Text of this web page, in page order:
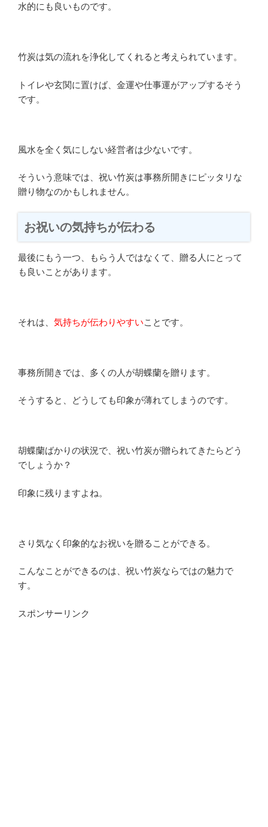
水的にも良いものです。
竹炭は気の流れを浄化してくれると考えられています。
トイレや玄関に置けば、金運や仕事運がアップするそう
です。
風水を全く気にしない経営者は少ないです。
そういう意味では、祝い竹炭は事務所開きにピッタリな
贈り物なのかもしれません。
お祝いの気持ちが伝わる
最後にもう一つ、もらう人ではなくて、贈る人にとって
も良いことがあります。
それは、 気持ちが伝わりやすいことです。
事務所開きでは、多くの人が胡蝶蘭を贈ります。
そうすると、どうしても印象が薄れてしまうのです。
胡蝶蘭ばかりの状況で、祝い竹炭が贈られてきたらどう
でしょうか？
印象に残りますよね。
さり気なく印象的なお祝いを贈ることができる。
こんなことができるのは、祝い竹炭ならではの魅力で
す。
スポンサーリンク